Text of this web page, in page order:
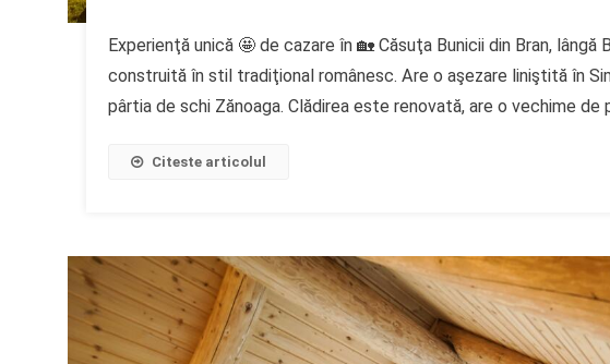
Experienţă unică 🤩 de cazare în 🏡 Căsuţa Bunicii din Bran,
construită în stil tradiţional românesc. Are o aşezare liniştită în
pârtia de schi Zănoaga. Clădirea este renovată, are o vechime de
Citeste articolul